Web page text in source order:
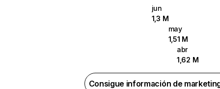
jun
1,3 M
may
1,51 M
abr
1,62 M
Consigue información de